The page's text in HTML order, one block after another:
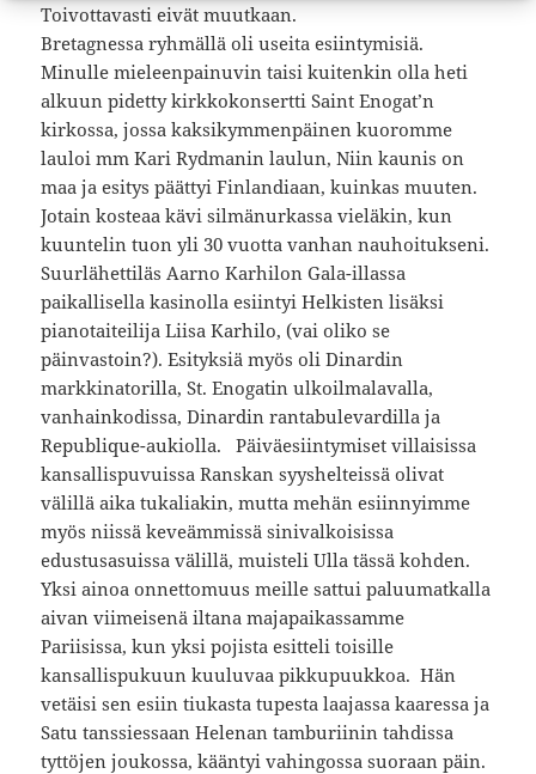
Toivottavasti eivät muutkaan.
Bretagnessa ryhmällä oli useita esiintymisiä.
Minulle mieleenpainuvin taisi kuitenkin olla heti
alkuun pidetty kirkkokonsertti Saint Enogat’n
kirkossa, jossa kaksikymmenpäinen kuoromme
lauloi mm Kari Rydmanin laulun, Niin kaunis on
maa ja esitys päättyi Finlandiaan, kuinkas muuten.
Jotain kosteaa kävi silmänurkassa vieläkin, kun
kuuntelin tuon yli 30 vuotta vanhan nauhoitukseni.
Suurlähettiläs Aarno Karhilon Gala-illassa
paikallisella kasinolla esiintyi Helkisten lisäksi
pianotaiteilija Liisa Karhilo, (vai oliko se
päinvastoin?). Esityksiä myös oli Dinardin
markkinatorilla, St. Enogatin ulkoilmalavalla,
vanhainkodissa, Dinardin rantabulevardilla ja
Republique-aukiolla. Päiväesiintymiset villaisissa
kansallispuvuissa Ranskan syyshelteissä olivat
välillä aika tukaliakin, mutta mehän esiinnyimme
myös niissä keveämmissä sinivalkoisissa
edustusasuissa välillä, muisteli Ulla tässä kohden.
Yksi ainoa onnettomuus meille sattui paluumatkalla
aivan viimeisenä iltana majapaikassamme
Pariisissa, kun yksi pojista esitteli toisille
kansallispukuun kuuluvaa pikkupuukkoa. Hän
vetäisi sen esiin tiukasta tupesta laajassa kaaressa ja
Satu tanssiessaan Helenan tamburiinin tahdissa
tyttöjen joukossa, kääntyi vahingossa suoraan päin.